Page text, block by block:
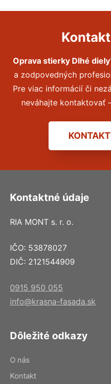
Oprava stierky Dlhé diely
a zodpovedných
Pre viac informácií či
neváhajte kontaktovať
Kontaktné údaje
RIA MONT s. r. o.
IČO: 53878027
DIČ: 2121544909
0915 950 055
info@krasna-fasada.sk
Dôležité odkazy
O nás
Kontakt